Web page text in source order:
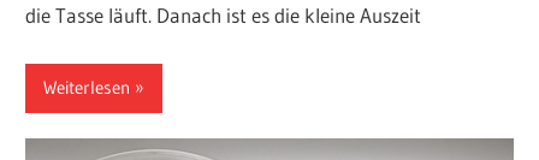
die Tasse läuft. Danach ist es die kleine Auszeit
Weiterlesen